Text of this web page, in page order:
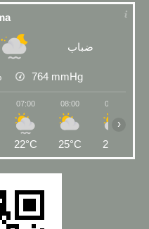
ضباب
764 mmHg
07:00
22°C
08:00
25°C
09:00
27°C
›